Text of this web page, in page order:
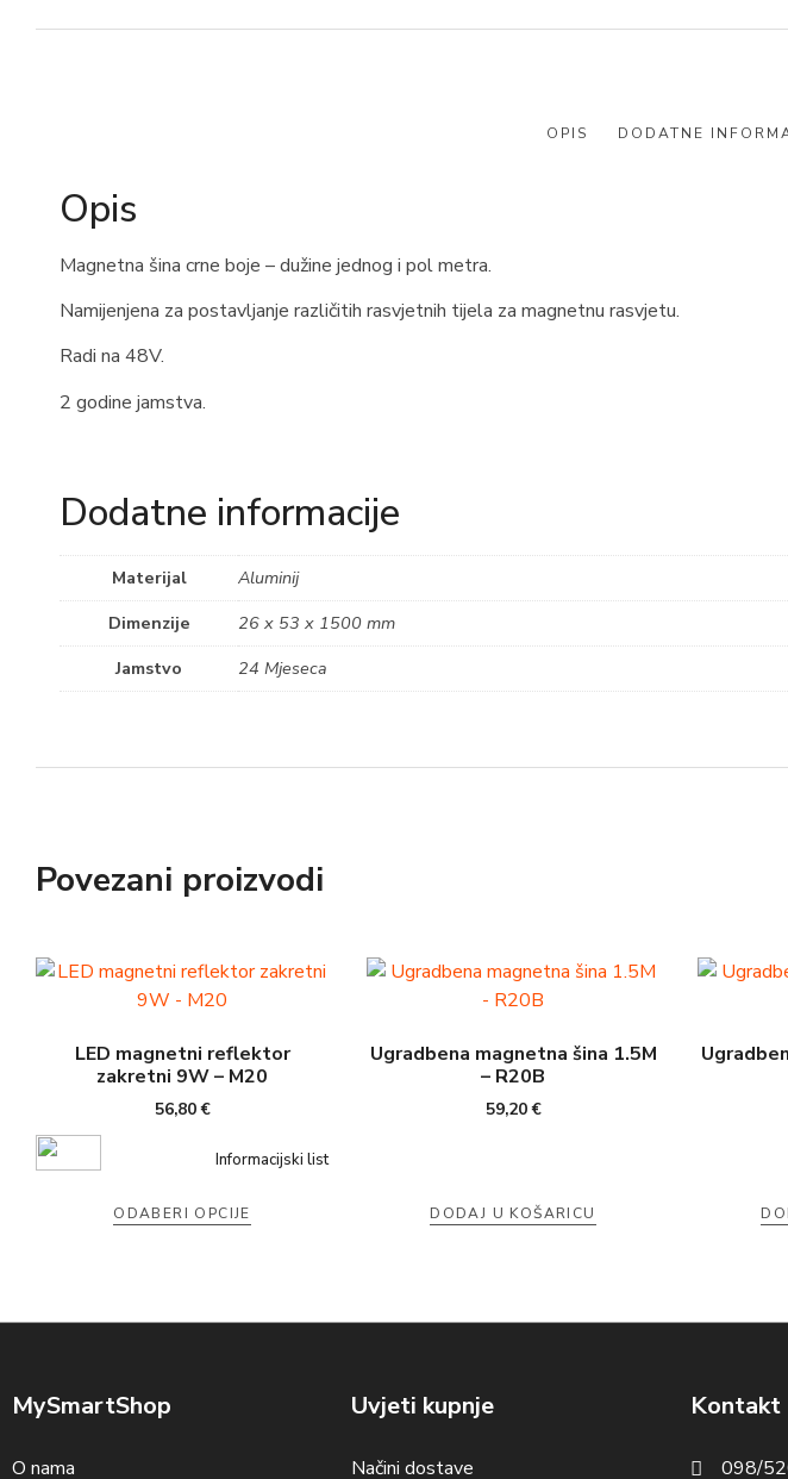
OPIS DODATNE
Opis
Magnetna šina crne boje – dužine jednog i pol metra.
Namijenjena za postavljanje različitih rasvjetnih tijela za magnetnu rasvjetu.
Radi na 48V.
2 godine jamstva.
Dodatne informacije
Materijal
Aluminij
Dimenzije
26 x 53 x 1500 mm
Jamstvo
24 Mjeseca
Povezani proizvodi
LED magnetni reflektor
zakretni 9W – M20
56,80€
Informacijski list
ODABERI OPCIJE
Ugradbena magnetna šina 1.5M
– R20B
59,20€
DODAJ U KOŠARICU
MySmartShop
O nama
Uvjeti kupnje
Načini dostave
Kontakt
098/